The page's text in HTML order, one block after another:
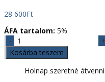
28 600Ft
ÁFA tartalom: 5%
CRP
tesztkazetta
SmartTester
készülékhez
Kosárba teszem
Holnap szeretné